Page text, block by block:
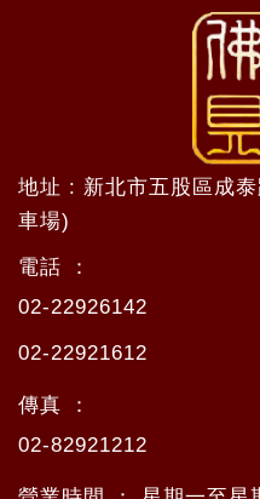
地址 : 新北市五股區成
車場)
電話 ：
02-22926142
02-22921612
傳真 ：
02-82921212